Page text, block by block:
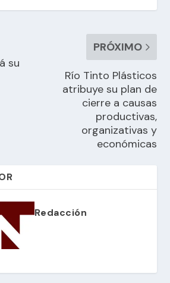
su
PRÓXIMO
Río Tinto Plásticos
atribuye su plan de
cierre a causas
productivas,
organizativas y
económicas
Redacción